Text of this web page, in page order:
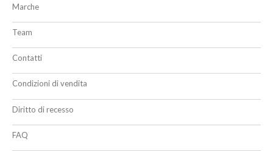
Marche
Team
Contatti
Condizioni di vendita
Diritto di recesso
FAQ